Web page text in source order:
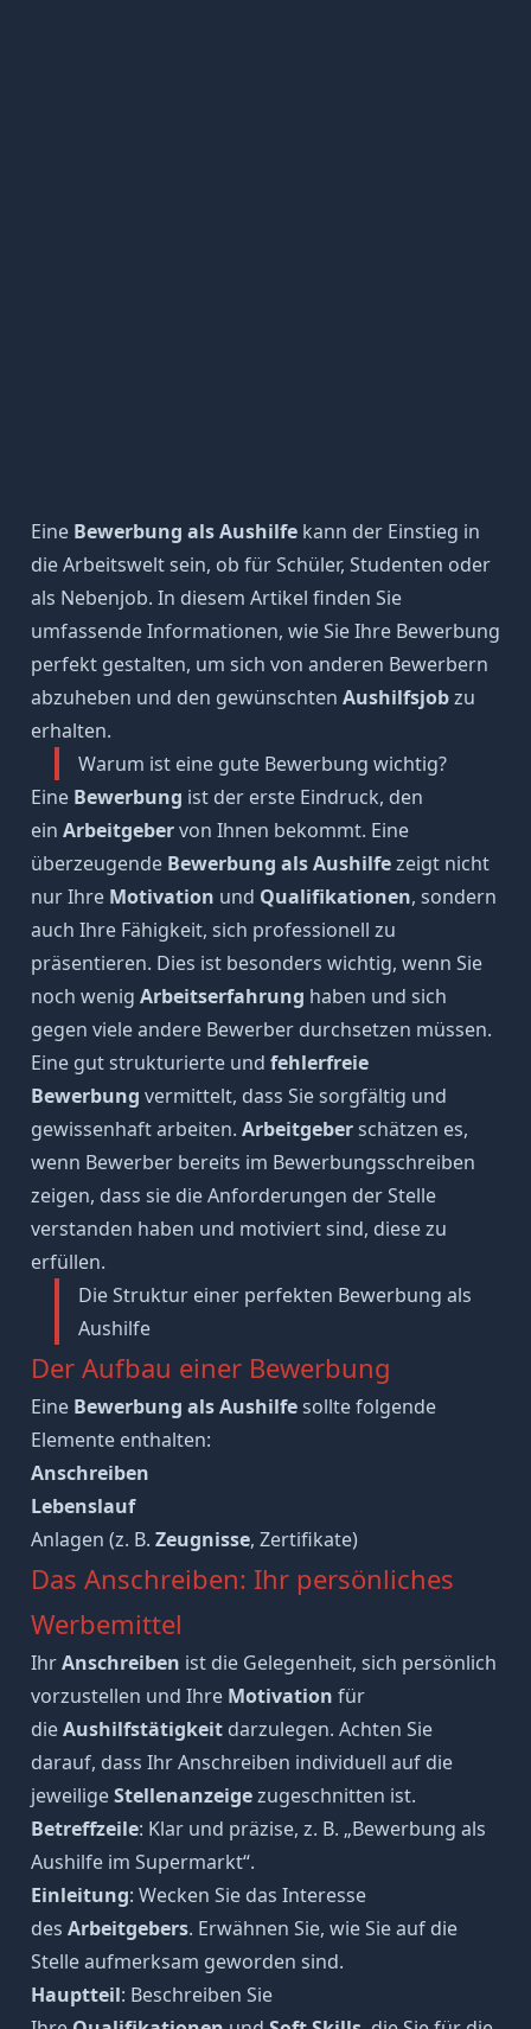
Eine Bewerbung als Aushilfekann der Einstieg in
die Arbeitswelt sein, ob für Schüler, Studenten oder
als Nebenjob. In diesem Artikel finden Sie
umfassende Informationen, wie Sie Ihre Bewerbung
perfekt gestalten, um sich von anderen Bewerbern
abzuheben und den gewünschten Aushilfsjobzu
erhalten.
Warum ist eine gute Bewerbung wichtig?
Eine Bewerbung ist der erste Eindruck, den
ein Arbeitgebervon Ihnen bekommt. Eine
überzeugende Bewerbung als Aushilfezeigt nicht
nur Ihre Motivation und Qualifikationen, sondern
auch Ihre Fähigkeit, sich professionell zu
präsentieren. Dies ist besonders wichtig, wenn Sie
noch wenig Arbeitserfahrung haben und sich
gegen viele andere Bewerber durchsetzen müssen.
Eine gut strukturierte und fehlerfreie
Bewerbung vermittelt, dass Sie sorgfältig und
gewissenhaft arbeiten. Arbeitgeberschätzen es,
wenn Bewerber bereits im Bewerbungsschreiben
zeigen, dass sie die Anforderungen der Stelle
verstanden haben und motiviert sind, diese zu
erfüllen.
Die Struktur einer perfekten Bewerbung als
Aushilfe
Der Aufbau einer Bewerbung
Eine Bewerbung als Aushilfesollte folgende
Elemente enthalten:
Anschreiben
Lebenslauf
Anlagen (z. B. Zeugnisse, Zertifikate)
Das Anschreiben: Ihr persönliches
Werbemittel
IhrAnschreiben ist die Gelegenheit, sich persönlich
vorzustellen und Ihre Motivation für
dieAushilfstätigkeit darzulegen. Achten Sie
darauf, dass Ihr Anschreiben individuell auf die
jeweiligeStellenanzeigezugeschnitten ist.
Betreffzeile: Klar und präzise, z. B. „Bewerbung als
Aushilfe im Supermarkt“.
Einleitung: Wecken Sie das Interesse
des Arbeitgebers. Erwähnen Sie, wie Sie auf die
Stelle aufmerksam geworden sind.
Hauptteil: Beschreiben Sie